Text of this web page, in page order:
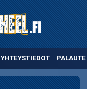
YHTEYSTIEDOT PALAUTE